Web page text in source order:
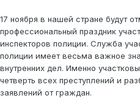
17 ноября в нашей стране будут
профессиональный праздник
инспекторов полиции. Служба
полиции имеет весьма важное
внутренних дел. Именно
четверть всех преступлений и
заявлений от граждан.